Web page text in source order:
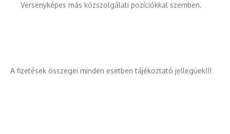
Versenyképes más közszolgálati pozíciókkal szemben.
A fizetések összegei minden esetben tájékoztató jellegüek!!!